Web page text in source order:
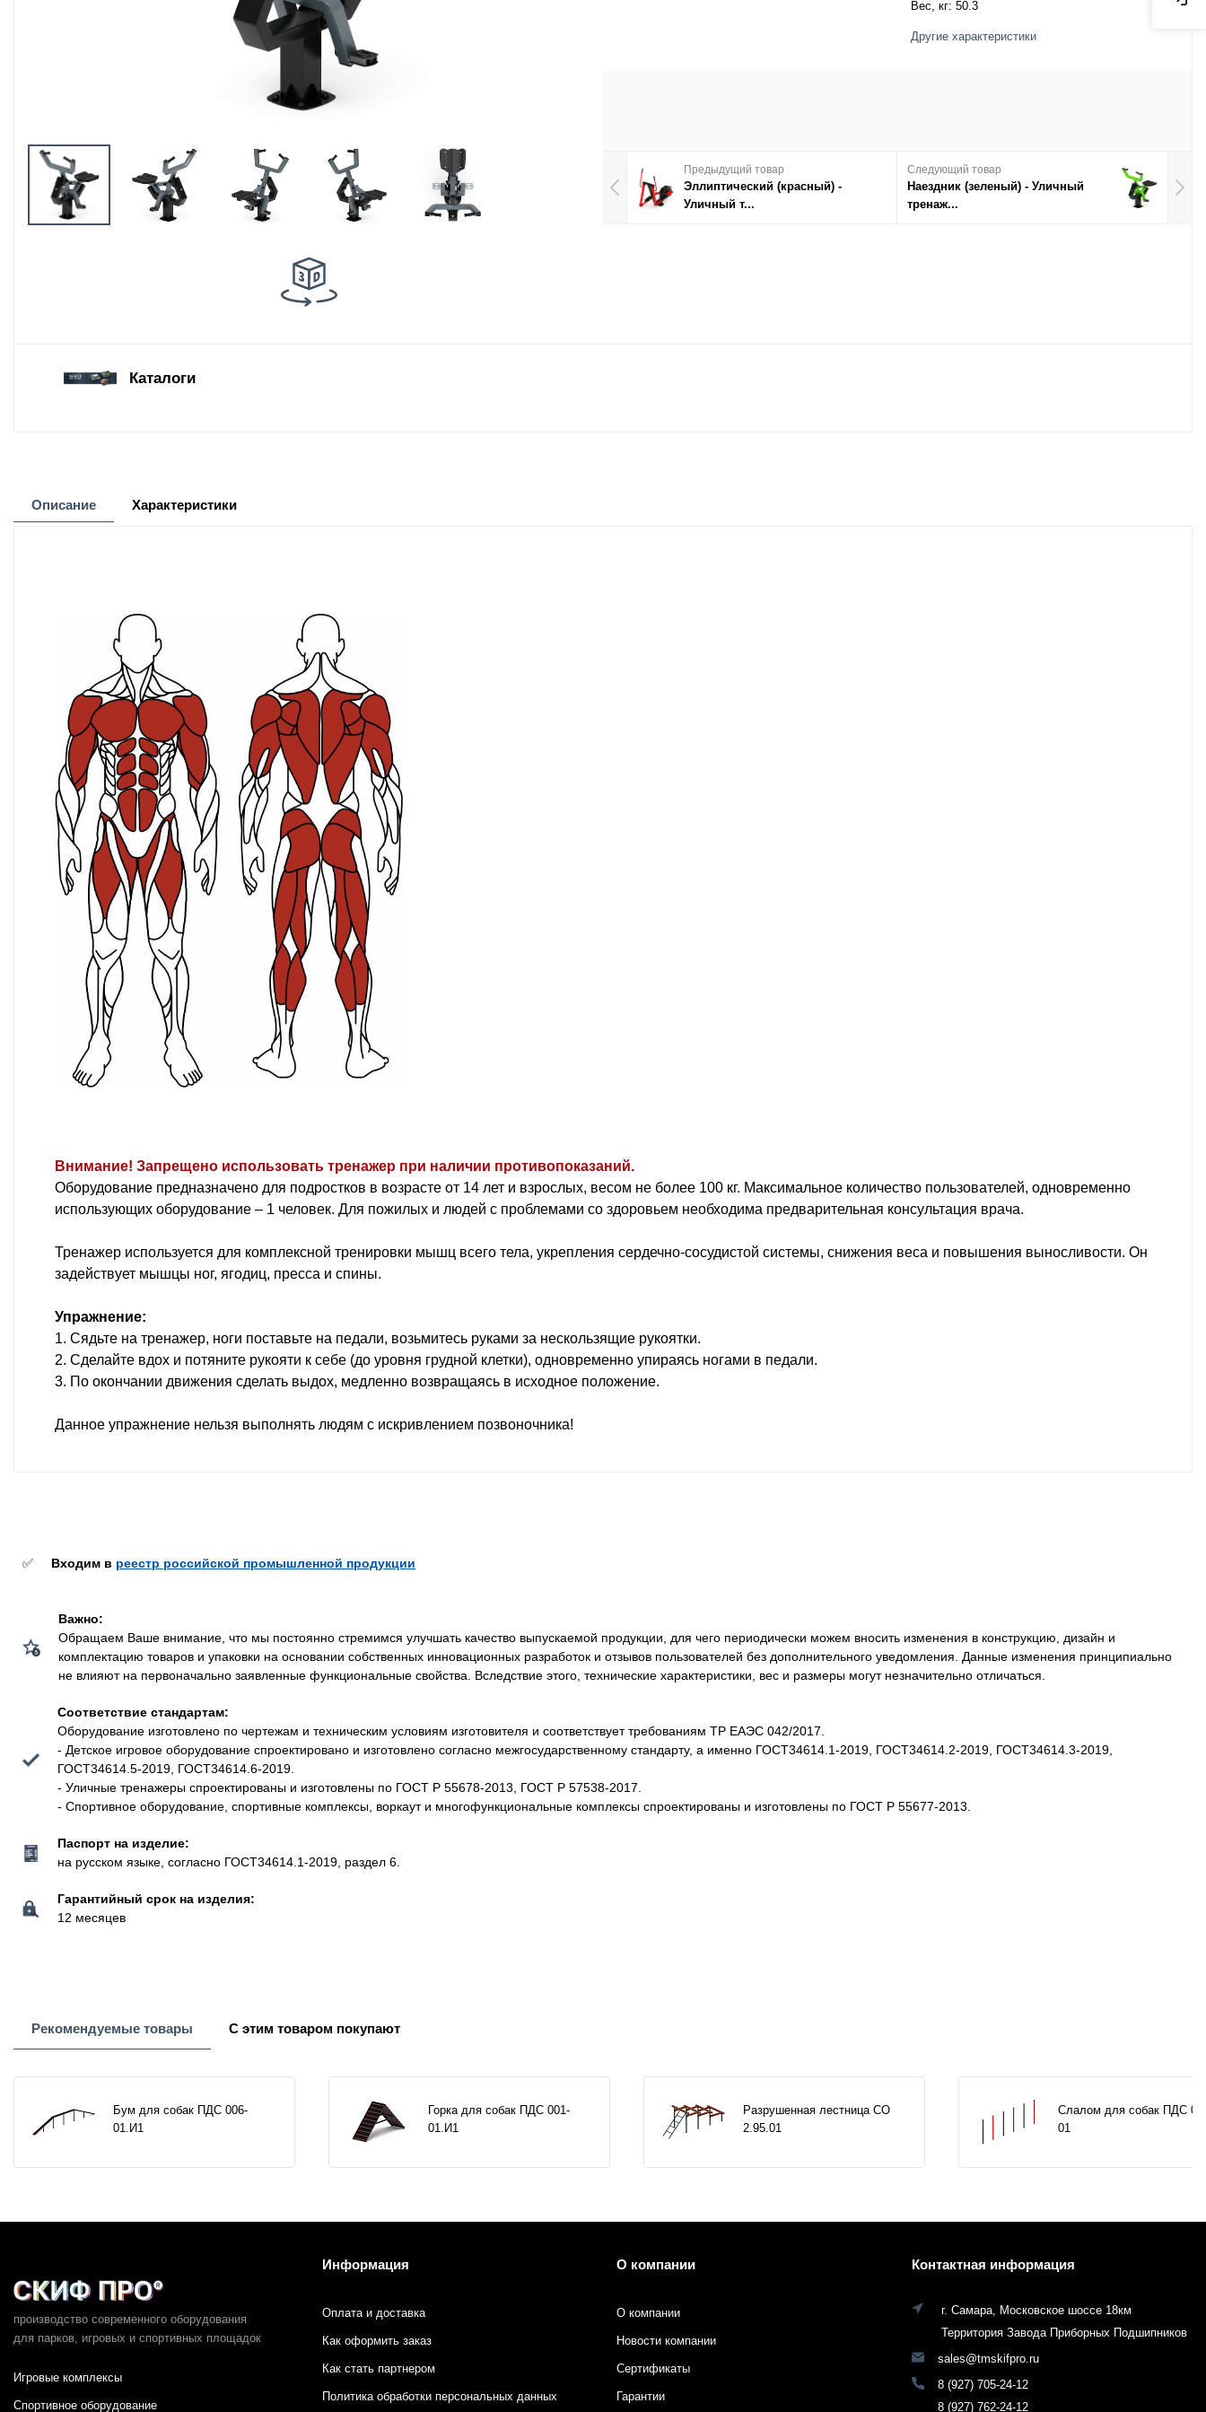
Благоустройство
детских площадок
Вес, кг: 50.3
Другие характеристики
Предыдущий товар
Эллиптический (красный) -
Уличный т...
Следующий товар
Наездник (зеленый) - Уличный
тренаж...
Каталоги
Описание Характеристики
Внимание! Запрещено использовать тренажер при наличии противопоказаний.
Оборудование предназначено для подростков в возрасте от 14 лет и взрослых, весом не более 100 кг. Максимальное количество пользователей, одновременно
использующих оборудование – 1 человек. Для пожилых и людей с проблемами со здоровьем необходима предварительная консультация врача.
Тренажер используется для комплексной тренировки мышц всего тела, укрепления сердечно-сосудистой системы, снижения веса и повышения выносливости. Он
задействует мышцы ног, ягодиц, пресса и спины.
Упражнение:
1. Сядьте на тренажер, ноги поставьте на педали, возьмитесь руками за нескользящие рукоятки.
2. Сделайте вдох и потяните рукояти к себе (до уровня грудной клетки), одновременно упираясь ногами в педали.
3. По окончании движения сделать выдох, медленно возвращаясь в исходное положение.
Данное упражнение нельзя выполнять людям с искривлением позвоночника!
✅ Входим в реестр российской промышленной продукции
Важно:
Обращаем Ваше внимание, что мы постоянно стремимся улучшать качество выпускаемой продукции, для чего периодически можем вносить изменения в конструкцию, дизайн и
комплектацию товаров и упаковки на основании собственных инновационных разработок и отзывов пользователей без дополнительного уведомления. Данные изменения принципиально
не влияют на первоначально заявленные функциональные свойства. Вследствие этого, технические характеристики, вес и размеры могут незначительно отличаться.
Соответствие стандартам:
Оборудование изготовлено по чертежам и техническим условиям изготовителя и соответствует требованиям ТР ЕАЭС 042/2017.
- Детское игровое оборудование спроектировано и изготовлено согласно межгосударственному стандарту, а именно ГОСТ34614.1-2019, ГОСТ34614.2-2019, ГОСТ34614.3-2019,
ГОСТ34614.5-2019, ГОСТ34614.6-2019.
- Уличные тренажеры спроектированы и изготовлены по ГОСТ Р 55678-2013, ГОСТ Р 57538-2017.
- Спортивное оборудование, спортивные комплексы, воркаут и многофункциональные комплексы спроектированы и изготовлены по ГОСТ Р 55677-2013.
Паспорт на изделие:
на русском языке, согласно ГОСТ34614.1-2019, раздел 6.
Гарантийный срок на изделия:
12 месяцев
Рекомендуемые товары С этим товаром покупают
Бум для собак ПДС 006-
01.И1
Горка для собак ПДС 001-
01.И1
Разрушенная лестница СО
2.95.01
Слалом для собак ПДС
01
производство современного оборудования
для парков, игровых и спортивных площадок
Игровые комплексы
Спортивное оборудование
Информация
Оплата и доставка
Как оформить заказ
Как стать партнером
Политика обработки персональных данных
О компании
О компании
Новости компании
Сертификаты
Гарантии
Контактная информация
г. Самара, Московское шоссе 18км
Территория Завода Приборных Подшипников
sales@tmskifpro.ru
8 (927) 705-24-12
8 (927) 762-24-12